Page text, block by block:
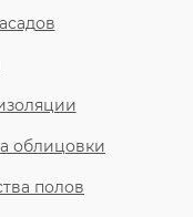
облицовки
полов